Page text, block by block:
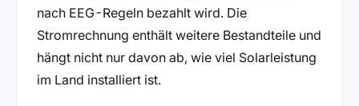
nach EEG-Regeln bezahlt wird. Die
Stromrechnung enthält weitere Bestandteile und
hängt nicht nur davon ab, wie viel Solarleistung
im Land installiert ist.